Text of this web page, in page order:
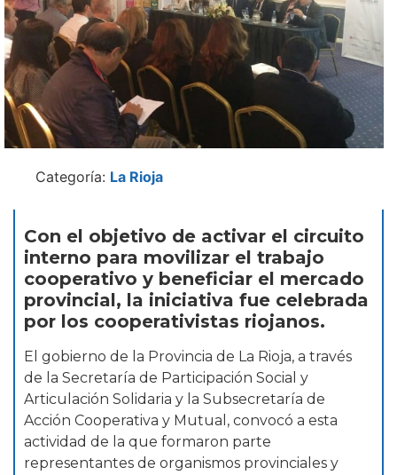
Categoría: La Rioja
Con el objetivo de activar el circuito
interno para movilizar el trabajo
cooperativo y beneficiar el mercado
provincial, la iniciativa fue celebrada
por los cooperativistas riojanos.
El gobierno de la Provincia de La Rioja, a través
de la Secretaría de Participación Social y
Articulación Solidaria y la Subsecretaría de
Acción Cooperativa y Mutual, convocó a esta
actividad de la que formaron parte
representantes de organismos provinciales y